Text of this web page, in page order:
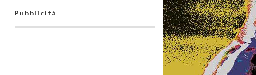
Pubblicità